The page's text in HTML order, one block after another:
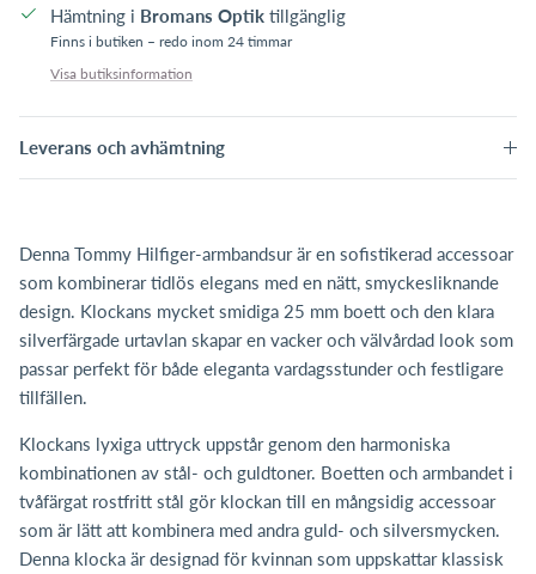
Hämtning i Bromans Optik tillgänglig
Finns i butiken – redo inom 24 timmar
Visa butiksinformation
Leverans och avhämtning
Denna Tommy Hilfiger-armbandsur är en sofistikerad accessoar
som kombinerar tidlös elegans med en nätt, smyckesliknande
design. Klockans mycket smidiga 25 mm boett och den klara
silverfärgade urtavlan skapar en vacker och välvårdad look som
passar perfekt för både eleganta vardagsstunder och festligare
tillfällen.
Klockans lyxiga uttryck uppstår genom den harmoniska
kombinationen av stål- och guldtoner. Boetten och armbandet i
tvåfärgat rostfritt stål gör klockan till en mångsidig accessoar
som är lätt att kombinera med andra guld- och silversmycken.
Denna klocka är designad för kvinnan som uppskattar klassisk